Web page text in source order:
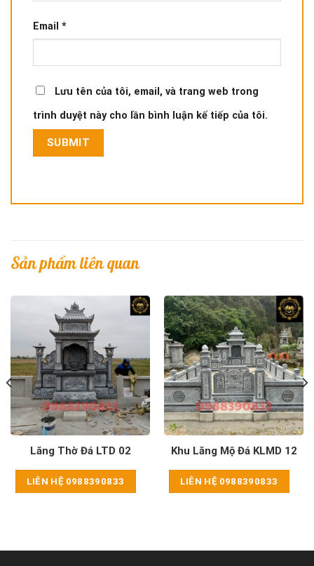
Email *
Lưu tên của tôi, email, và trang web trong
trình duyệt này cho lần bình luận kế tiếp của tôi.
Sản phẩm liên quan
Lăng Thờ Đá LTD 02
LIÊN HỆ 0988390833
Khu Lăng Mộ Đá KLMD 12
LIÊN HỆ 0988390833